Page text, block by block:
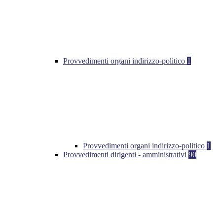
Provvedimenti organi indirizzo-politico 1
Provvedimenti organi indirizzo-politico 1
Provvedimenti dirigenti - amministrativi 90